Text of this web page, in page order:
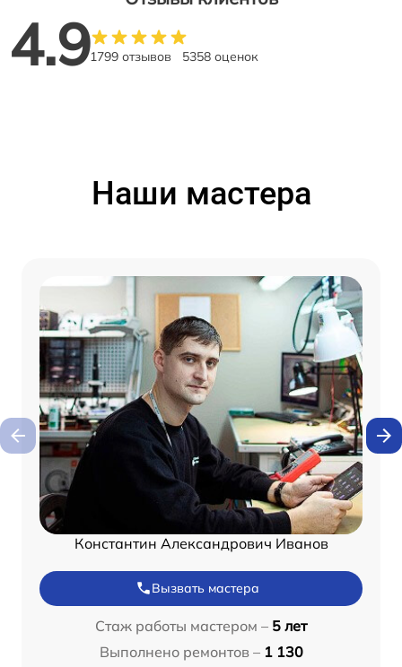
4.91799 отзывов 5358 оценок
Наши мастера
Константин Александрович Иванов
Вызвать мастера
Стаж работы мастером – 5 лет
Выполнено ремонтов – 1 130